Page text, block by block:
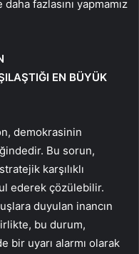
fazlasını yapmamız
EN BÜYÜK
demokrasinin
Bu sorun,
karşılıklı
ederek çözülebilir.
duyulan inancın
bu durum,
bir uyarı alarmı olarak